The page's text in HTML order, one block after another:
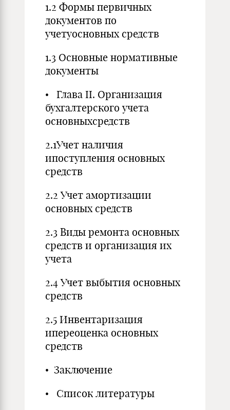
1.2 Формы первичных
документов по
учетуосновных средств
1.3 Основные нормативные
документы
• Глава II. Организация
бухгалтерского учета
основныхсредств
2.1Учет наличия
ипоступления основных
средств
2.2 Учет амортизации
основных средств
2.3 Виды ремонта основных
средств и организация их
учета
2.4 Учет выбытия основных
средств
2.5 Инвентаризация
ипереоценка основных
средств
• Заключение
• Список литературы